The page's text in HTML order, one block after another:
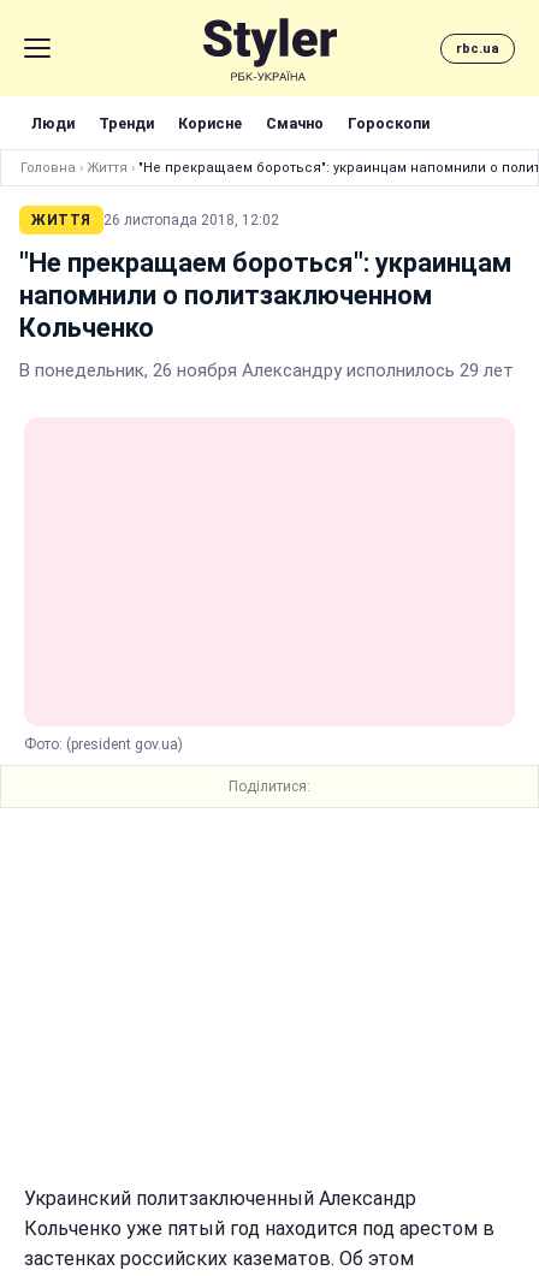
rbc.ua
Люди Тренди Корисне Смачно Гороскопи
Головна › Життя › "Не прекращаем бороться": украинцам напомнили о
ЖИТТЯ 26 листопада 2018, 12:02
"Не прекращаем бороться": украинцам
напомнили о политзаключенном
Кольченко
В понедельник, 26 ноября Александру исполнилось 29 лет
Фото: (president gov.ua)
Поділитися:
Украинский политзаключенный Александр
Кольченко уже пятый год находится под арестом в
застенках российских казематов. Об этом